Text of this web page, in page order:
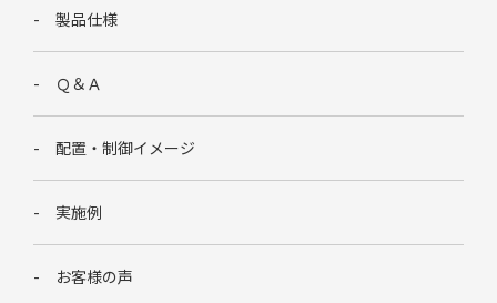
製品仕様
Ｑ＆Ａ
配置・制御イメージ
実施例
お客様の声